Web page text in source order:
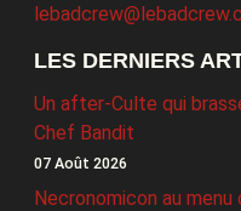
LES DERNIERS
Un after-Culte qui
Chef Bandit
07 Août 2026
Necronomicon au